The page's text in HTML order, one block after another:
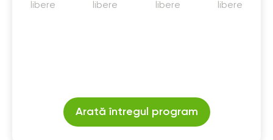
libere
libere
libere
libere
Arată întregul program